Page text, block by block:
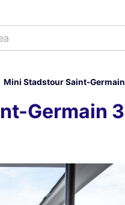
Mini Stadstour Saint-
Germain